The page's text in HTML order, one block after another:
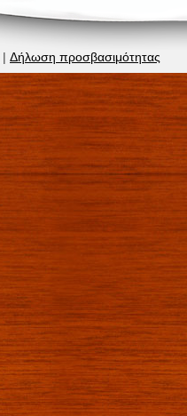
| Δήλωση προσβασιμότητας